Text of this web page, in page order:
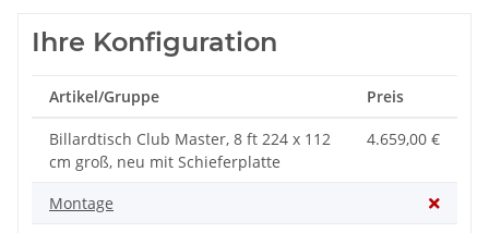
Ihre Konfiguration
Artikel/Gruppe Preis
Billardtisch Club Master, 8 ft 224 x 112
cm groß, neu mit Schieferplatte
4.659,00 €
Montage